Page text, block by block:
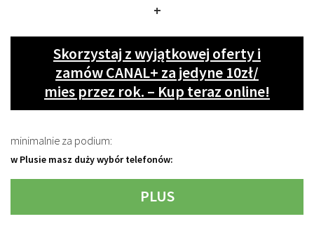
+
Skorzystaj z wyjątkowej oferty i
zamów CANAL+ za jedyne 10zł/
mies przez rok. – Kup teraz online!
minimalnie za podium:
w Plusie masz duży wybór telefonów:
PLUS